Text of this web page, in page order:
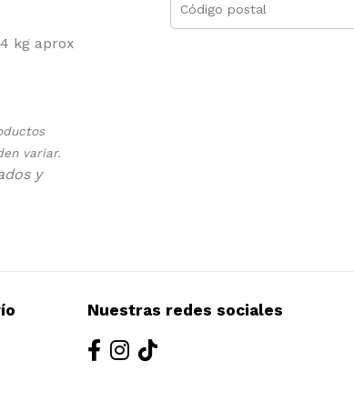
kg aprox
variar.
y
Nuestras redes sociales